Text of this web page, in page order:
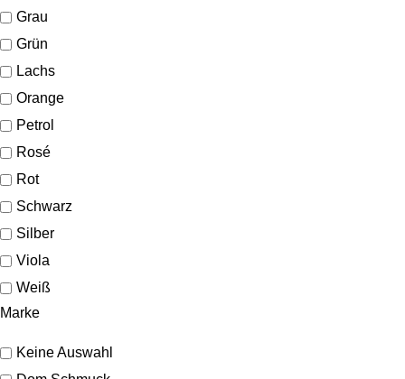
Grau
Grün
Lachs
Orange
Petrol
Rosé
Rot
Schwarz
Silber
Viola
Weiß
Marke
Keine Auswahl